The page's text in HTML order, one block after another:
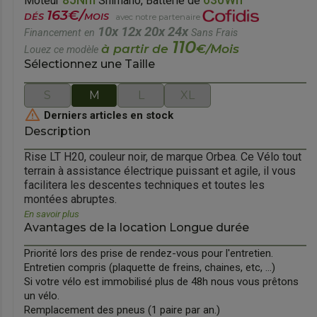
DÉS 163€/MOIS avec notre partenaire
Financement en 10x 12x20x24x Sans Frais
Louez ce modèle à partir de 110€/Mois
Sélectionnez une Taille
S M L XL
 Derniers articles en stock
Description
Rise LT H20, couleur noir, de marque Orbea. Ce Vélo tout
terrain à assistance électrique puissant et agile, il vous
facilitera les descentes techniques et toutes les
montées abruptes.
En savoir plus
Avantages de la location Longue durée
Priorité lors des prise de rendez-vous pour l'entretien.
Entretien compris (plaquette de freins, chaines, etc, ...)
Si votre vélo est immobilisé plus de 48h nous vous prêtons
un vélo.
Remplacement des pneus (1 paire par an.)